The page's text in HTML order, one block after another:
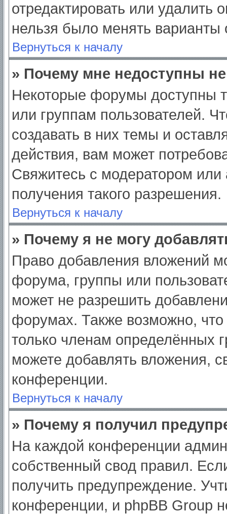
отредактировать или удалить
нельзя было менять варианты
Вернуться к началу
» Почему мне недоступны
Некоторые форумы доступны
или группам пользователей.
создавать в них темы и
действия, вам может
Свяжитесь с модератором
получения такого разрешения.
Вернуться к началу
» Почему я не могу
Право добавления вложений
форума, группы или
может не разрешить
форумах. Также возможно,
только членам определённых
можете добавлять вложения,
конференции.
Вернуться к началу
» Почему я получил
На каждой конференции
собственный свод правил.
получить предупреждение.
конференции, и phpBB Group